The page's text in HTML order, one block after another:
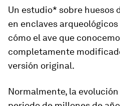
Un estudio* sobre huesos
en enclaves
cómo el ave que
completamente
versión original.
Normalmente, la